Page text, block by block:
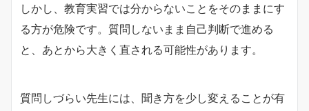
しかし、教育実習では分からないことをそのままにす
る方が危険です。質問しないまま自己判断で進める
と、あとから大きく直される可能性があります。
質問しづらい先生には、聞き方を少し変えることが有